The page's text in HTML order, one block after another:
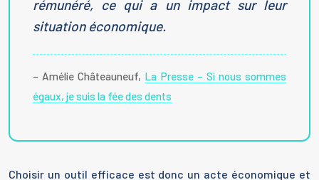
rémunéré, ce qui a un impact sur leur
situation économique.
– Amélie Châteauneuf, La Presse – Si nous sommes
égaux, je suis la fée des dents
Choisir un outil efficace est donc un acte économique et